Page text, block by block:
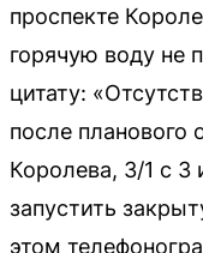
проспекте
горячую воду не
цитату:
после
Королева, 3/1 с
запустить
этом